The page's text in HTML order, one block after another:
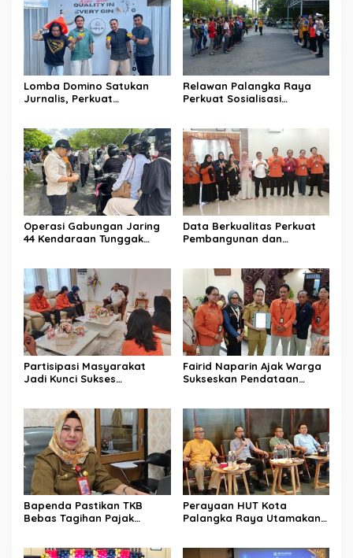
Lomba Domino Satukan
Jurnalis, Perkuat
Relawan Palangka Raya
Perkuat Sosialisasi
Operasi Gabungan Jaring
44 Kendaraan Tunggak
Data Berkualitas Perkuat
Pembangunan dan
Partisipasi Masyarakat
Jadi Kunci Sukses
Fairid Naparin Ajak Warga
Sukseskan Pendataan
Bapenda Pastikan TKB
Bebas Tagihan Pajak
Perayaan HUT Kota
Palangka Raya Utamakan